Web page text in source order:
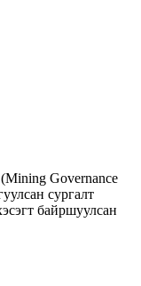
Governance
сургалт
байршуулсан